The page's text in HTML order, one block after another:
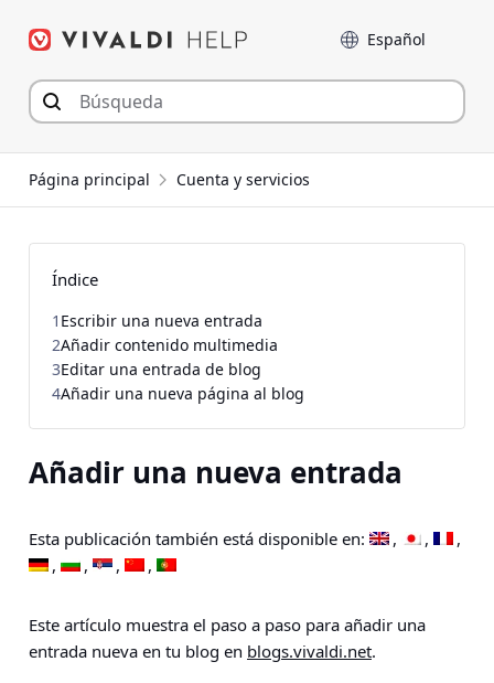
Language
Página principal Cuenta y servicios
Añadir una nueva entrada
Esta publicación también está disponible en:
Este artículo muestra el paso a paso para añadir una
entrada nueva en tu blog en blogs.vivaldi.net.
Índice
1 Escribir una nueva entrada
2Añadir contenido multimedia
3Editar una entrada de blog
4Añadir una nueva página al blog